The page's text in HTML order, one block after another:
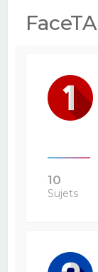
10
Sujets